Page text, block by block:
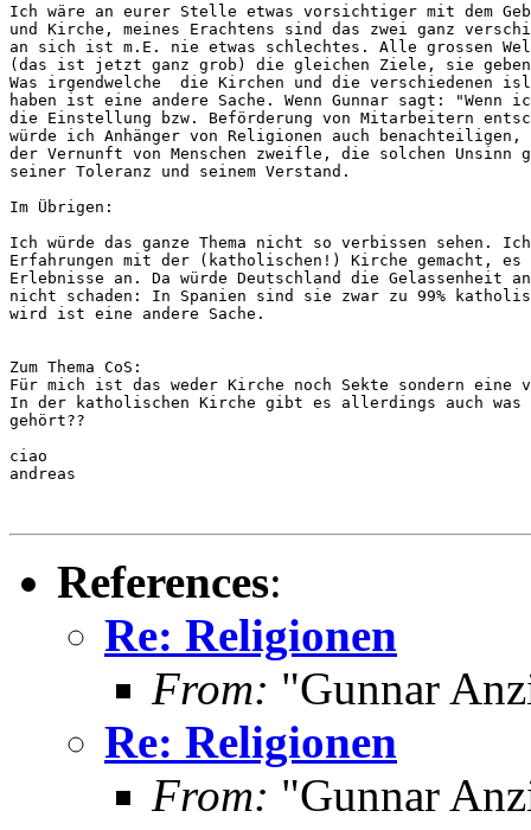
Ich wäre an eurer Stelle etwas vorsichtiger mit dem
und Kirche, meines Erachtens sind das zwei ganz
an sich ist m.E. nie etwas schlechtes. Alle grossen
(das ist jetzt ganz grob) die gleichen Ziele, sie geben
Was irgendwelche  die Kirchen und die verschiedenen
haben ist eine andere Sache. Wenn Gunnar sagt: "Wenn
die Einstellung bzw. Beförderung von Mitarbeitern
würde ich Anhänger von Religionen auch
der Vernunft von Menschen zweifle, die solchen
seiner Toleranz und seinem Verstand.
Im Übrigen:
Ich würde das ganze Thema nicht so verbissen sehen.
Erfahrungen mit der (katholischen!) Kirche gemacht, es
Erlebnisse an. Da würde Deutschland die Gelassenheit
nicht schaden: In Spanien sind sie zwar zu 99%
wird ist eine andere Sache.
Zum Thema CoS:
Für mich ist das weder Kirche noch Sekte sondern eine
In der katholischen Kirche gibt es allerdings auch was
gehört??
ciao
andreas
References:
Re: Religionen
From: "Gunnar
Re: Religionen
From: "Gunnar